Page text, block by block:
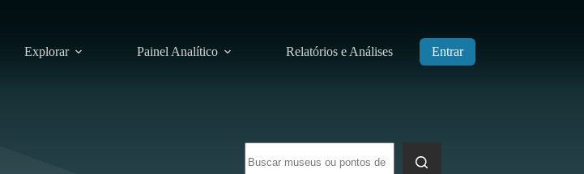
Explorar Painel Analítico Relatórios e Análises Entrar
resultados